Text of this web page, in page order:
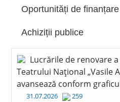
Oportunități de finanțare
Achiziții publice
Lucrările de renovare
Teatrului Național „Vasile
avansează conform
31.07.2026 259